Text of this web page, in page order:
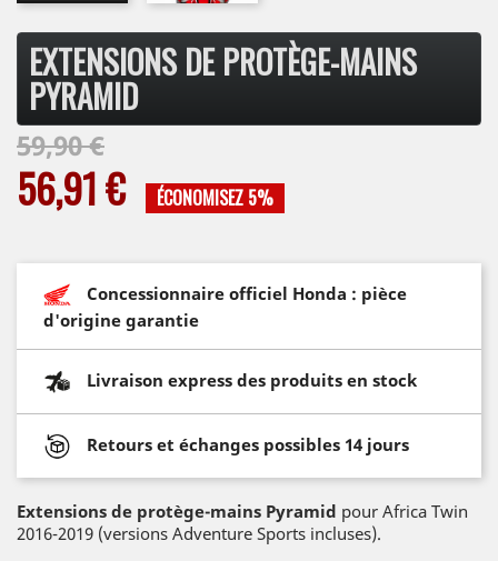
EXTENSIONS DE PROTÈGE-MAINS
PYRAMID
59,90 €
56,91 € ÉCONOMISEZ 5%
Concessionnaire officiel Honda : pièce
d'origine garantie
Livraison express des produits en stock
Retours et échanges possibles 14 jours
Extensions de protège-mains Pyramid pour Africa Twin
2016-2019 (versions Adventure Sports incluses).